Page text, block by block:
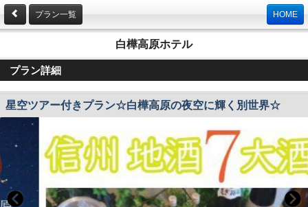
プラン一覧 HOME
白樺高原ホテル
プラン詳細
星空ツアー付きプラン☆白樺高原の夜空に輝く別世界☆